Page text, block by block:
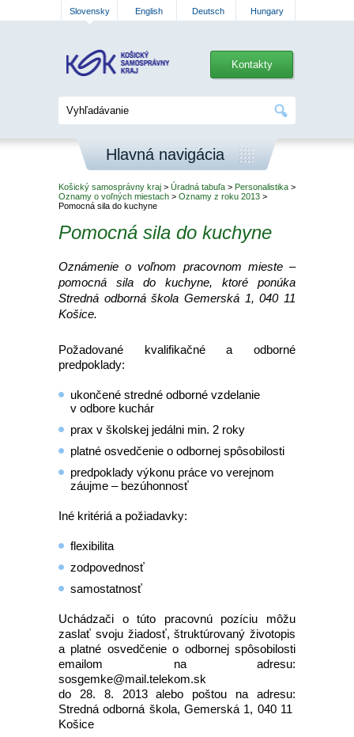
Slovensky English Deutsch Hungary
Kontakty
Hlavná navigácia
Košický samosprávny kraj > Úradná tabuľa > Personalistika >
Oznamy o voľných miestach > Oznamy z roku 2013 >
Pomocná sila do kuchyne
Pomocná sila do kuchyne
Oznámenie o voľnom pracovnom mieste –
pomocná sila do kuchyne, ktoré ponúka
Stredná odborná škola Gemerská 1, 040 11
Košice.
Požadované kvalifikačné a odborné
predpoklady:
ukončené stredné odborné vzdelanie
v odbore kuchár
prax v školskej jedálni min. 2 roky
platné osvedčenie o odbornej spôsobilosti
predpoklady výkonu práce vo verejnom
záujme – bezúhonnosť
Iné kritériá a požiadavky:
flexibilita
zodpovednosť
samostatnosť
Uchádzači o túto pracovnú pozíciu môžu
zaslať svoju žiadosť, štruktúrovaný životopis
a platné osvedčenie o odbornej spôsobilosti
emailom na adresu:
sosgemke@mail.telekom.sk
do 28. 8. 2013 alebo poštou na adresu:
Stredná odborná škola, Gemerská 1, 040 11
Košice